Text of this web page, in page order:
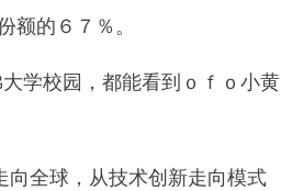
的６７％。
学校园，都能看到ｏｆｏ小黄
全球，从技术创新走向模式